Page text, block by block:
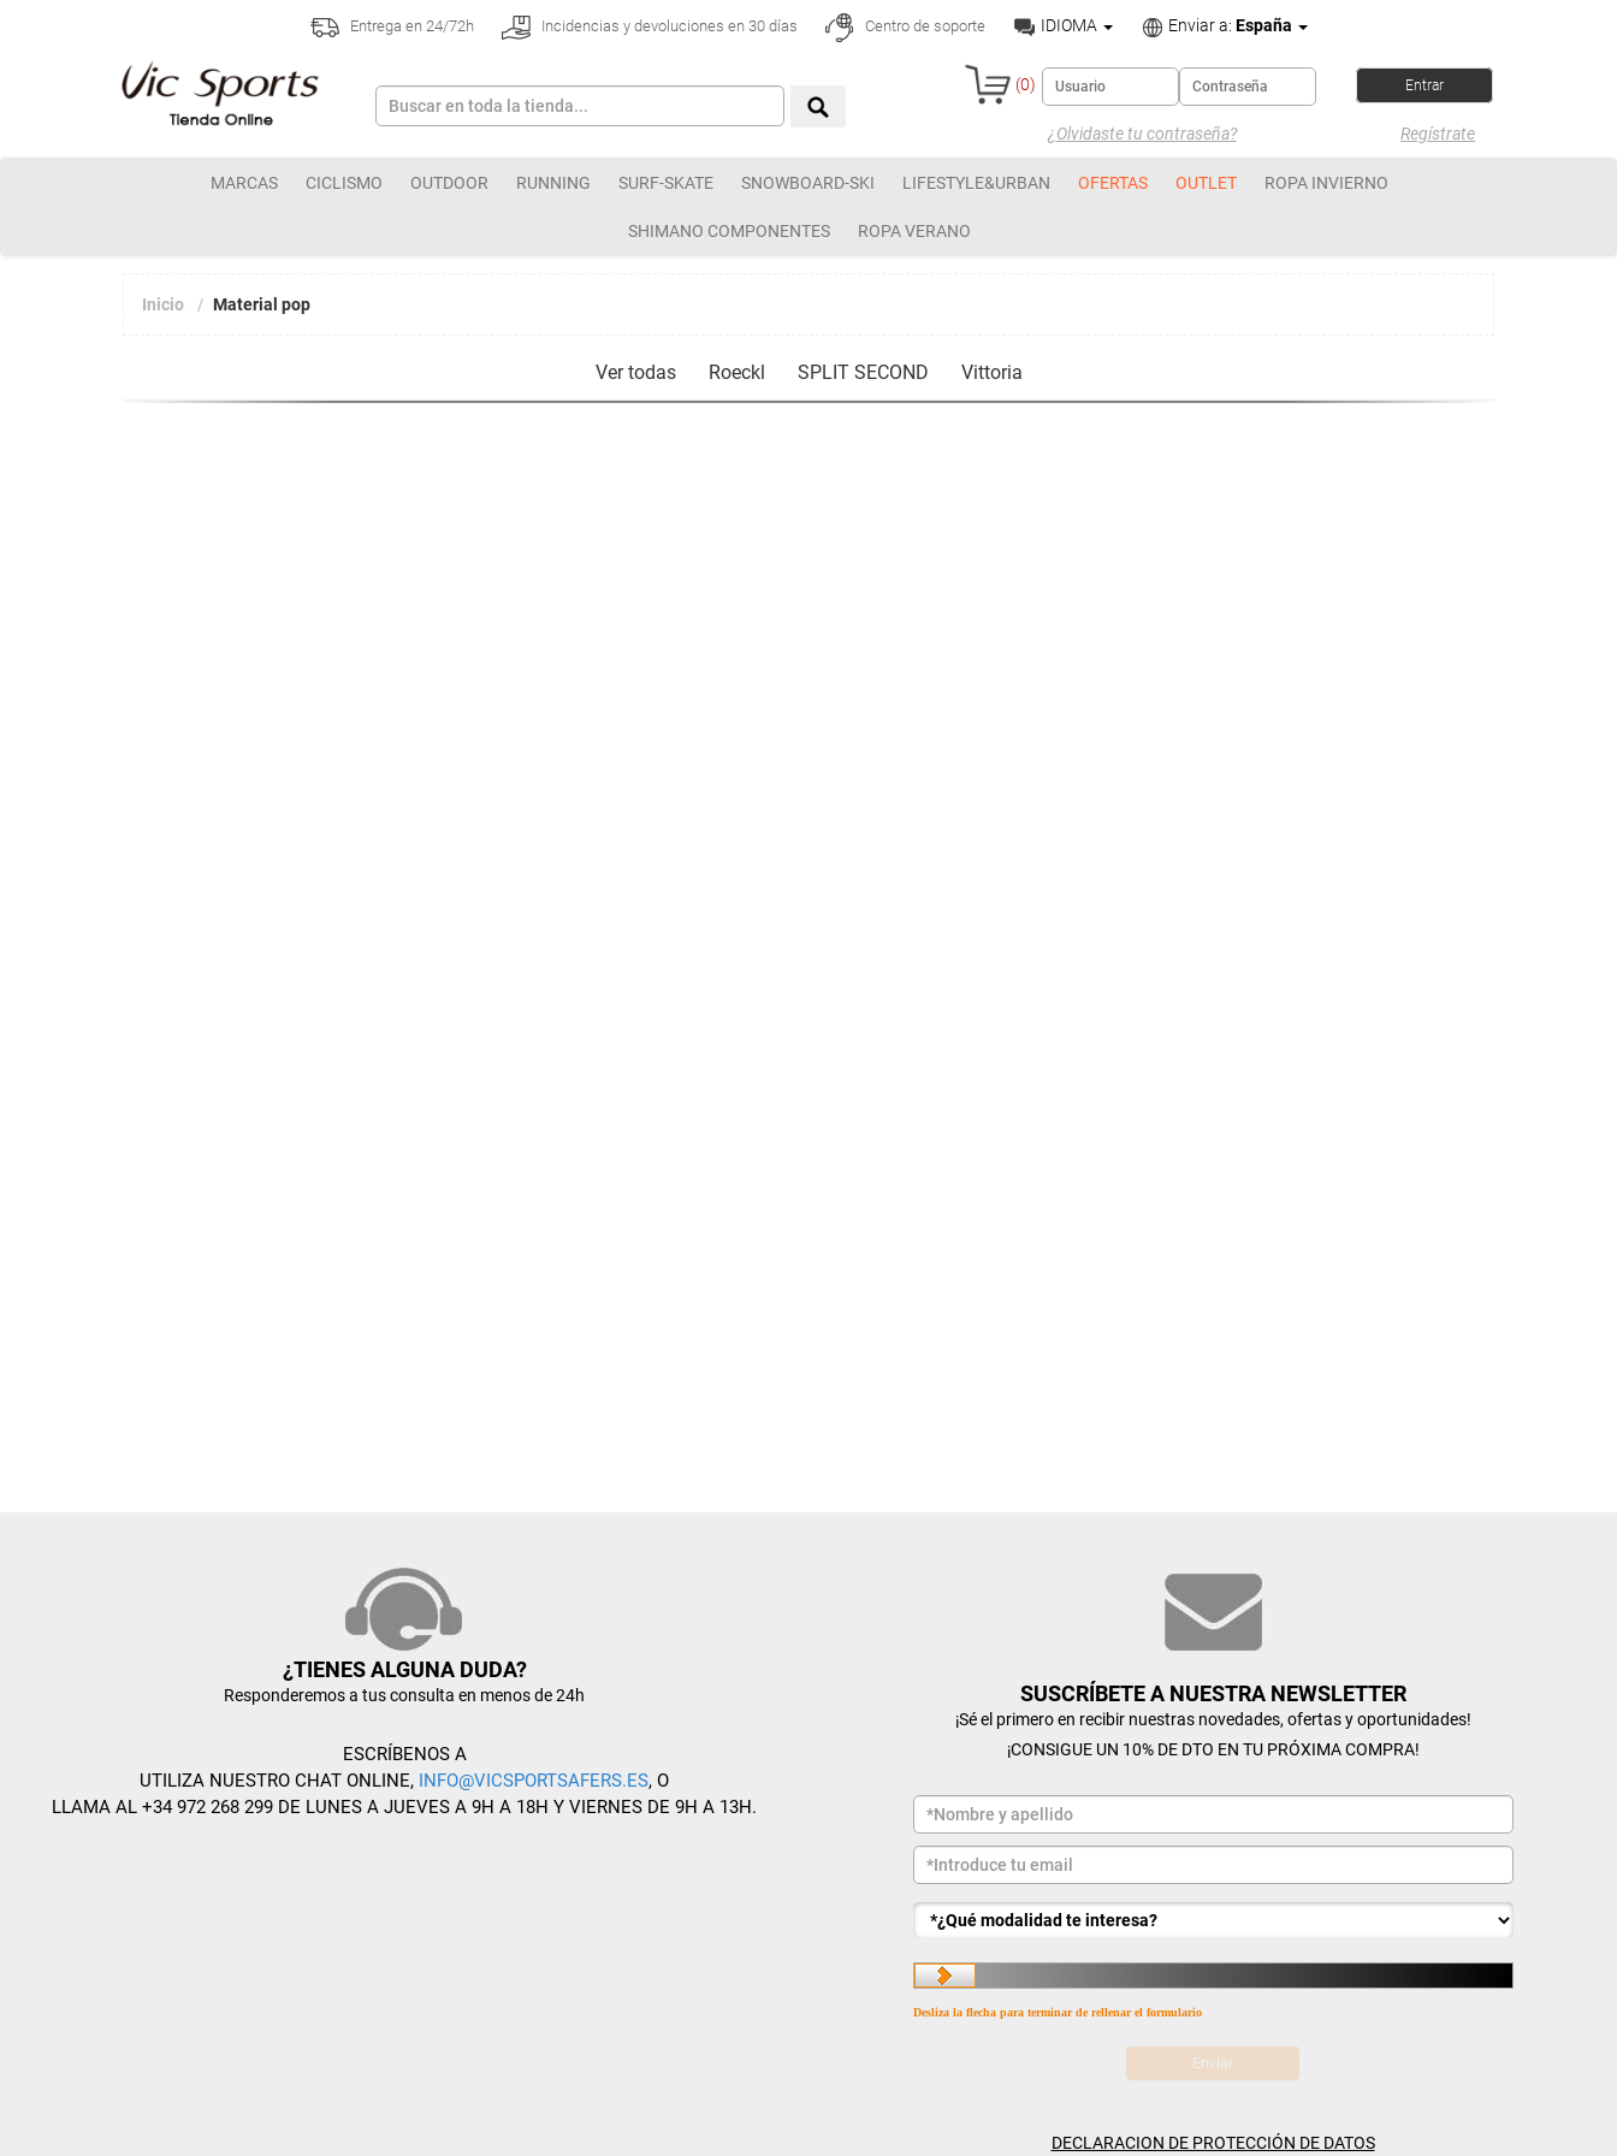
Entrega en 24/72h Incidencias y devoluciones en 30 días Centro de soporte IDIOMA Enviar a: España
(0)
¿Olvidaste tu contraseña? Regístrate
MARCAS CICLISMO OUTDOOR RUNNING SURF-SKATE SNOWBOARD-SKI LIFESTYLE&URBAN OFERTAS OUTLET ROPA INVIERNO
SHIMANO COMPONENTES ROPA VERANO
Inicio Material pop
Ver todas Roeckl SPLIT SECOND Vittoria
¿TIENES ALGUNA DUDA?
Responderemos a tus consulta en menos de 24h
ESCRÍBENOS A
UTILIZA NUESTRO CHAT ONLINE, INFO@VICSPORTSAFERS.ES, O
LLAMA AL +34 972 268 299 DE LUNES A JUEVES A 9H A 18H Y VIERNES DE 9H A 13H.
SUSCRÍBETE A NUESTRA NEWSLETTER
¡Sé el primero en recibir nuestras novedades, ofertas y oportunidades!
¡CONSIGUE UN 10% DE DTO EN TU PRÓXIMA COMPRA!
Desliza la flecha para terminar de rellenar el formulario
DECLARACION DE PROTECCIÓN DE DATOS